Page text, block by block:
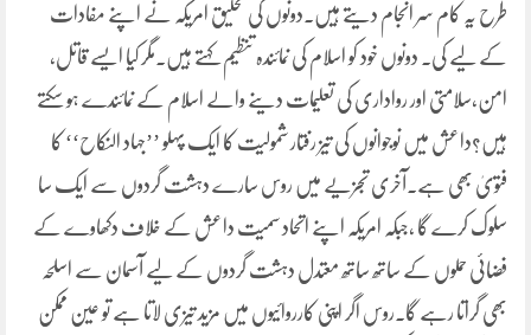
طرح یہ کام سر انجام دیتے ہیں۔دونوں کی تخلیق امریکہ نے اپنے مفادات
کے لیے کی۔ دونوں خود کو اسلام کی نمائندہ تنظیم کہتے ہیں۔مگر کیا ایسے قاتل،
امن،سلامتی اور رواداری کی تعلیمات دینے والے اسلام کے نمائندے ہو سکتے
ہیں؟داعش میں نوجوانوں کی تیز رفتار شمولیت کا ایک پہلو ’’جہاد النکاح‘‘ کا
فتویٰ بھی ہے۔آخری تجزیے میں روس سارے دہشت گردوں سے ایک سا
سلوک کرے گا ،جبکہ امریکہ اپنے اتحاد سمیت داعش کے خلاف دکھاوے کے
فضائی حملوں کے ساتھ ساتھ معتدل دہشت گردوں کے لیے آسمان سے اسلحہ
بھی گراتا رہے گا۔روس اگر اپنی کارروائیوں میں مزید تیزی لاتا ہے تو عین ممکن